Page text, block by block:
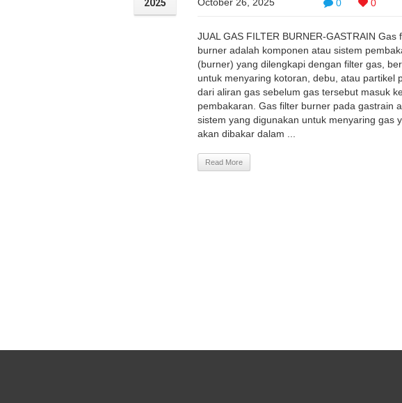
2025
0 0
JUAL GAS FILTER BURNER-GASTRAIN Gas
burner adalah komponen atau sistem
(burner) yang dilengkapi dengan filter gas,
untuk menyaring kotoran, debu, atau partikel
dari aliran gas sebelum gas tersebut masuk
pembakaran. Gas filter burner pada gastrain
sistem yang digunakan untuk menyaring gas
akan dibakar dalam ...
Read More